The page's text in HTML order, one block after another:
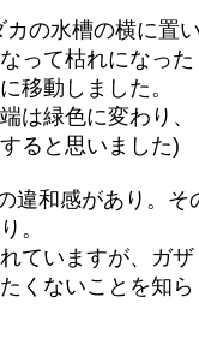
の水槽の横に置
って枯れになった
移動しました。
は緑色に変わり、
ると思いました)
違和感があり。そ
。
ていますが、ガザ
くないことを知ら